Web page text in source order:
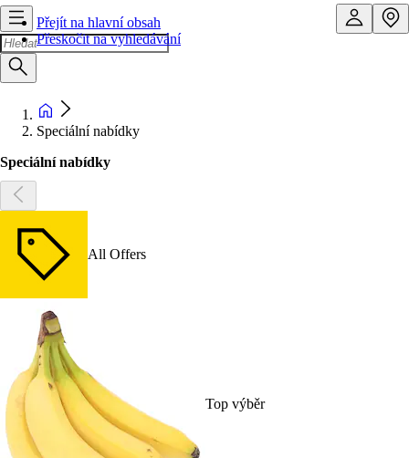
Přejít na hlavní obsah
Přeskočit na vyhledávání
Speciální nabídky
Speciální nabídky
All Offers
Top výběr